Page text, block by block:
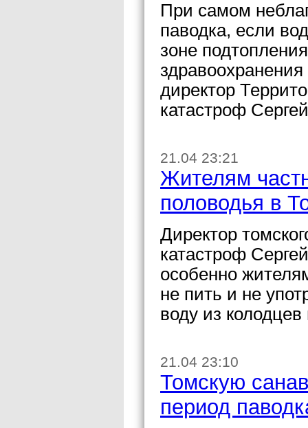
При самом
паводка, если
зоне
директор
катастроф
21.04 23:21
Жителям
половодья в
Директор
катастроф
особенно
не пить и не
воду из колодцев
21.04 23:10
Томскую
период